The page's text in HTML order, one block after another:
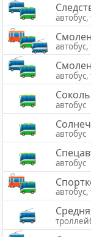
автобус
автобус
автобус